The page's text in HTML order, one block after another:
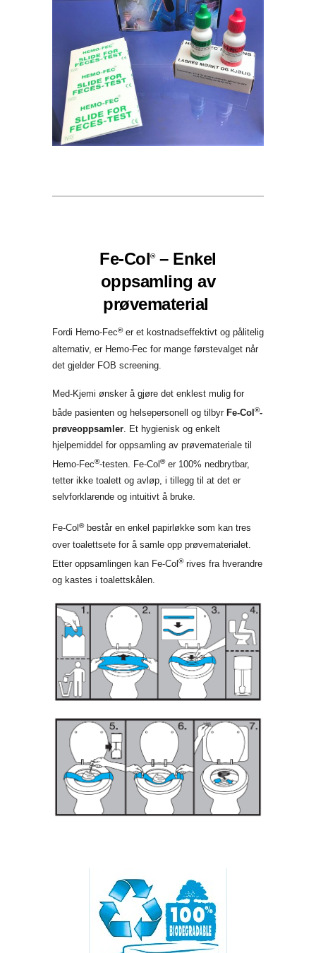
Fe-Col®– Enkel
oppsamling av
prøvematerial
Fordi Hemo-Fec®er et kostnadseffektivt og pålitelig
alternativ, er Hemo-Fec for mange førstevalget når
det gjelder FOB screening.
Med-Kjemi ønsker å gjøre det enklest mulig for
både pasienten og helsepersonell og tilbyr Fe-Col ®-
prøveoppsamler. Et hygienisk og enkelt
hjelpemiddel for oppsamling av prøvemateriale til
Hemo-Fec®-testen. Fe-Col ®er 100% nedbrytbar,
tetter ikke toalett og avløp, i tillegg til at det er
selvforklarende og intuitivt å bruke.
Fe-Col ®består en enkel papirløkke som kan tres
over toalettsete for å samle opp prøvematerialet.
Etter oppsamlingen kan Fe-Col ®rives fra hverandre
og kastes i toalettskålen.